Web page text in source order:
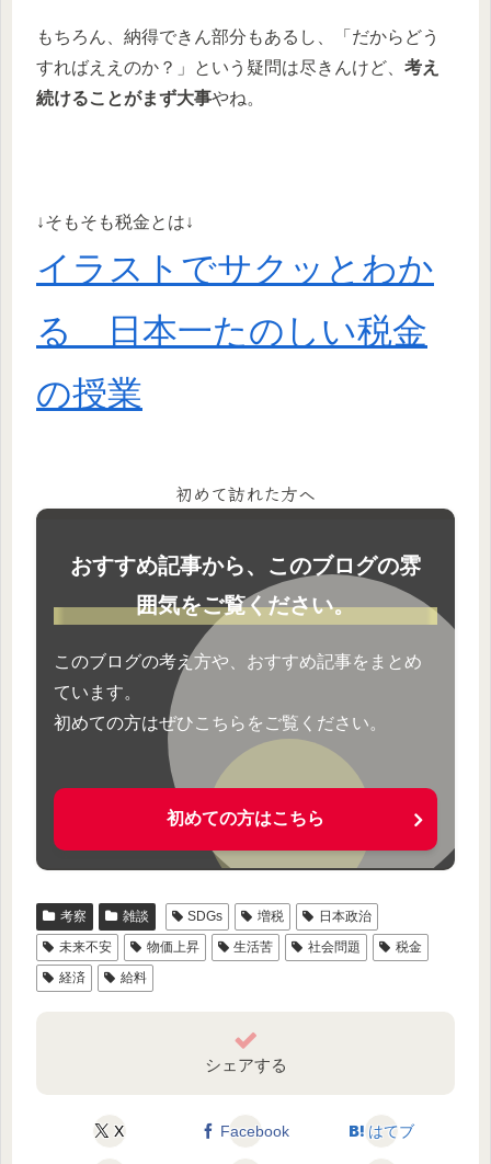
もちろん、納得できん部分もあるし、「だからどう
すればええのか？」という疑問は尽きんけど、 考え
続けることがまず大事やね。
↓そもそも税金とは↓
イラストでサクッとわか
る 日本一たのしい税金
の授業
初めて訪れた方へ
おすすめ記事から、このブログの雰
囲気をご覧ください。
このブログの考え方や、おすすめ記事をまとめ
ています。
初めての方はぜひこちらをご覧ください。
初めての方はこちら
考察 雑談 SDGs 増税
日本政治
未来不安
物価上昇 生活苦 社会問題
税金
経済
給料
シェアする
X Facebook はてブ